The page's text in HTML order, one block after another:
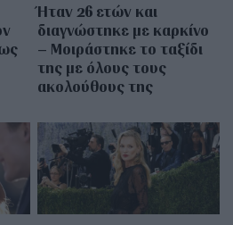
Ήταν 26 ετών και
διαγνώστηκε με καρκίνο
– Μοιράστηκε το ταξίδι
της με όλους τους
ακολούθους της